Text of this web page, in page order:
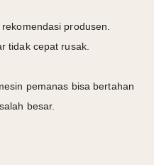
produsen.
tidak cepat rusak.
pemanas bisa bertahan
besar.